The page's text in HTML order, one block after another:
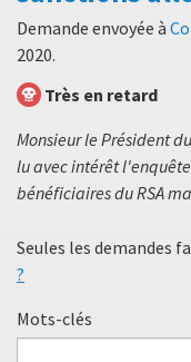
Demande envoyée à
2020.
Très en retard
Monsieur le Président
lu avec intérêt
bénéficiaires du RSA
Seules les demandes
?
Mots-clés